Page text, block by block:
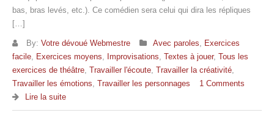
bas, bras levés, etc.). Ce comédien sera celui qui dira les répliques
[…]
By: Votre dévoué Webmestre Avec paroles, Exercices
facile, Exercices moyens, Improvisations, Textes à jouer, Tous les
exercices de théâtre, Travailler l'écoute, Travailler la créativité,
Travailler les émotions, Travailler les personnages
1 Comments
Lire la suite